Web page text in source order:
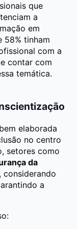
que
a
em
58% tinham
com a
contar com
temática.
elaborada
no centro
setores como
da
, considerando
a